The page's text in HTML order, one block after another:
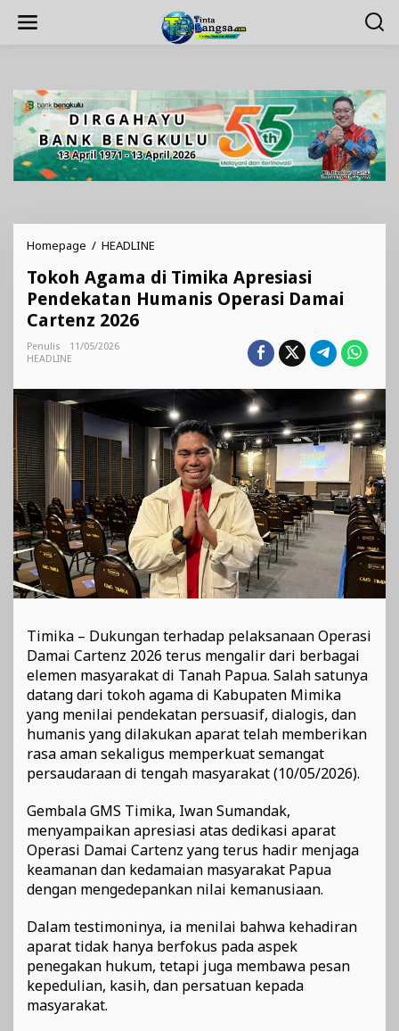
Homepage / HEADLINE
di
Timika
Apresiasi
Cartenz
2026
Tokoh Agama di Timika Apresiasi
Pendekatan Humanis Operasi Damai
Cartenz 2026
Penulis
11/05/2026
HEADLINE
Timika – Dukungan terhadap pelaksanaan Operasi
Damai Cartenz 2026 terus mengalir dari berbagai
elemen masyarakat di Tanah Papua. Salah satunya
datang dari tokoh agama di Kabupaten Mimika
yang menilai pendekatan persuasif, dialogis, dan
humanis yang dilakukan aparat telah memberikan
rasa aman sekaligus memperkuat semangat
persaudaraan di tengah masyarakat (10/05/2026).
Gembala GMS Timika, Iwan Sumandak,
menyampaikan apresiasi atas dedikasi aparat
Operasi Damai Cartenz yang terus hadir menjaga
keamanan dan kedamaian masyarakat Papua
dengan mengedepankan nilai kemanusiaan.
Dalam testimoninya, ia menilai bahwa kehadiran
aparat tidak hanya berfokus pada aspek
penegakan hukum, tetapi juga membawa pesan
kepedulian, kasih, dan persatuan kepada
masyarakat.